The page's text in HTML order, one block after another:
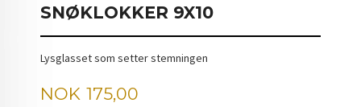
SNØKLOKKER 9X10
Lysglasset som setter stemningen
Pris
NOK 175,00